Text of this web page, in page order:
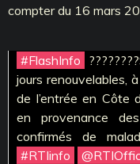
compter du 16 mars
#FlashInfo
jours renouvelables,
de l’entrée en Côte
en provenance
confirmés de
#RTIinfo